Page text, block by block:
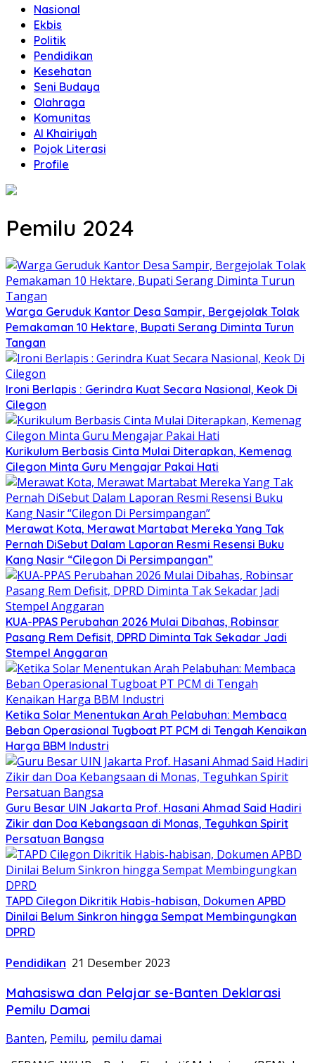
Nasional
Ekbis
Politik
Pendidikan
Kesehatan
Seni Budaya
Olahraga
Komunitas
Al Khairiyah
Pojok Literasi
Profile
Pemilu 2024
Warga Geruduk Kantor Desa Sampir, Bergejolak Tolak
Pemakaman 10 Hektare, Bupati Serang Diminta Turun
Tangan
Ironi Berlapis : Gerindra Kuat Secara Nasional, Keok Di
Cilegon
Kurikulum Berbasis Cinta Mulai Diterapkan, Kemenag
Cilegon Minta Guru Mengajar Pakai Hati
Merawat Kota, Merawat Martabat Mereka Yang Tak
Pernah DiSebut Dalam Laporan Resmi Resensi Buku
Kang Nasir “Cilegon Di Persimpangan”
KUA-PPAS Perubahan 2026 Mulai Dibahas, Robinsar
Pasang Rem Defisit, DPRD Diminta Tak Sekadar Jadi
Stempel Anggaran
Ketika Solar Menentukan Arah Pelabuhan: Membaca
Beban Operasional Tugboat PT PCM di Tengah Kenaikan
Harga BBM Industri
Guru Besar UIN Jakarta Prof. Hasani Ahmad Said Hadiri
Zikir dan Doa Kebangsaan di Monas, Teguhkan Spirit
Persatuan Bangsa
TAPD Cilegon Dikritik Habis-habisan, Dokumen APBD
Dinilai Belum Sinkron hingga Sempat Membingungkan
DPRD
Pendidikan 21 Desember 2023
Mahasiswa dan Pelajar se-Banten Deklarasi
Pemilu Damai
Banten, Pemilu, pemilu damai